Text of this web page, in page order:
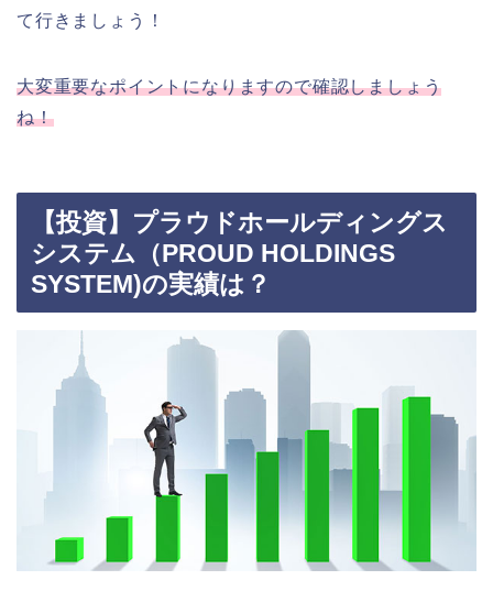
て行きましょう！
大変重要なポイントになりますので確認しましょう
ね！
【投資】プラウドホールディングス
システム（PROUD HOLDINGS
SYSTEM)の実績は？